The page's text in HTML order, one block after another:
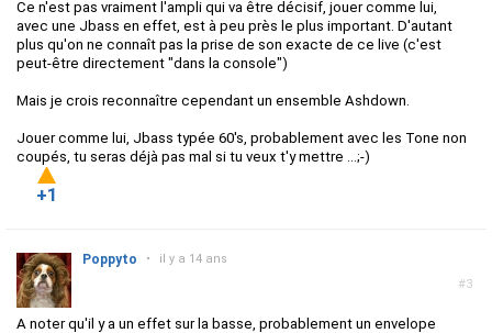
Ce n'est pas vraiment l'ampli qui va être décisif, jouer comme lui,
avec une Jbass en effet, est à peu près le plus important. D'autant
plus qu'on ne connaît pas la prise de son exacte de ce live (c'est
peut-être directement "dans la console")
Mais je crois reconnaître cependant un ensemble Ashdown.
Jouer comme lui, Jbass typée 60's, probablement avec les Tone non
coupés, tu seras déjà pas mal si tu veux t'y mettre ...;-)
+1
#3
Poppyto • il y a 14 ans
A noter qu'il y a un effet sur la basse, probablement un envelope